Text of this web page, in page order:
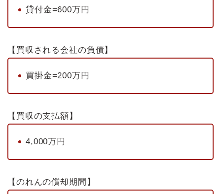
貸付金=600万円
【買収される会社の負債】
買掛金=200万円
【買収の支払額】
4,000万円
【のれんの償却期間】